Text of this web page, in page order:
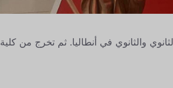
أكمل تعليمه الابتدائي والثانوي والثانوي في أنطاليا. ثم تخرج من كلية